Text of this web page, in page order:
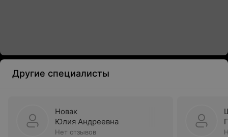
Другие специалисты
Новак
Юлия Андреевна
Нет отзывов